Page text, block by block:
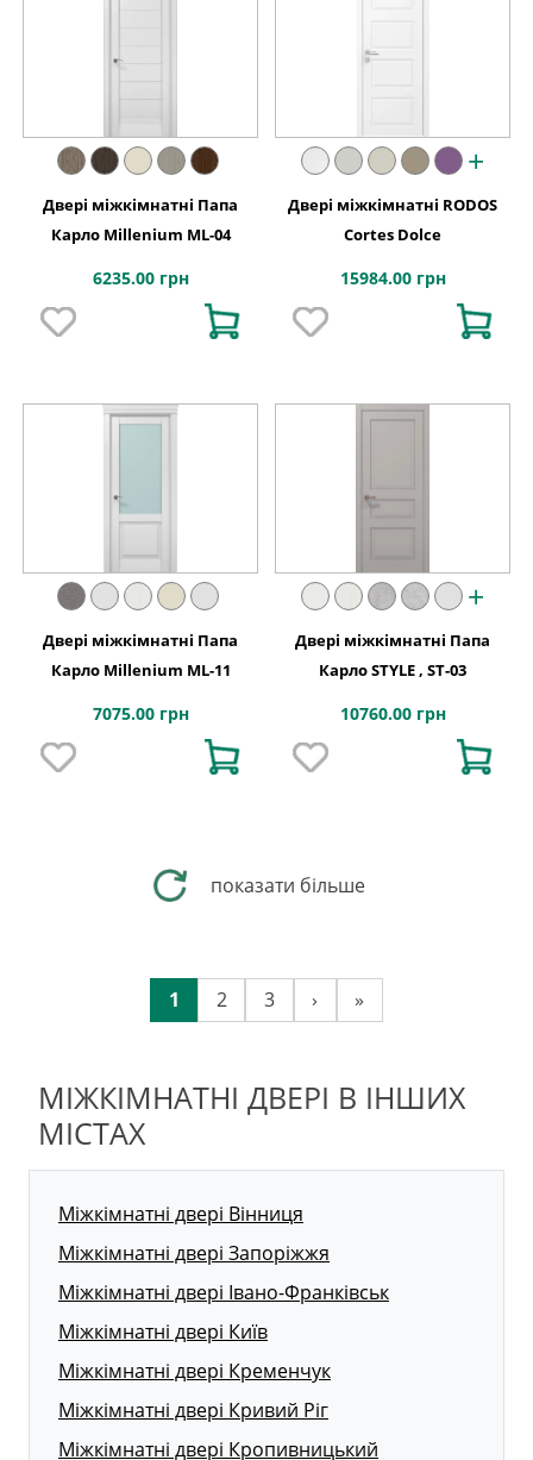
Двері міжкімнатні Папа
Карло Millenium ML-04
6235.00 грн
+
Двері міжкімнатні RODOS
Cortes Dolce
15984.00 грн
Двері міжкімнатні Папа
Карло Millenium ML-11
7075.00 грн
+
Двері міжкімнатні Папа
Карло STYLE , ST-03
10760.00 грн
показати більше
1 2 3 › »
МІЖКІМНАТНІ ДВЕРІ В ІНШИХ
МІСТАХ
Міжкімнатні двері Вінниця
Міжкімнатні двері Запоріжжя
Міжкімнатні двері Івано-Франківськ
Міжкімнатні двері Київ
Міжкімнатні двері Кременчук
Міжкімнатні двері Кривий Ріг
Міжкімнатні двері Кропивницький